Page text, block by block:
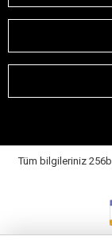
Tüm bilgileriniz